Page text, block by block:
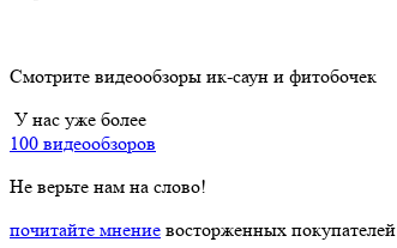
Смотрите видеообзоры ик-саун и фитобочек
У нас уже более
100 видеообзоров
Не верьте нам на слово!
почитайте мнение восторженных покупателей